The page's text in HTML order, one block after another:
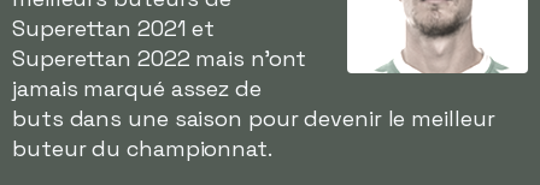
Superettan 2021 et
Superettan 2022 mais n'ont
jamais marqué assez de
buts dans une saison pour devenir le meilleur
buteur du championnat.